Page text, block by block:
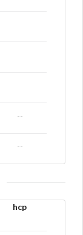
--
--
hcp